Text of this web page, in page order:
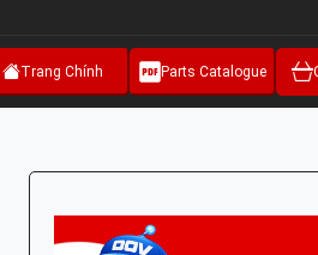
Trang Chính Parts Catalogue